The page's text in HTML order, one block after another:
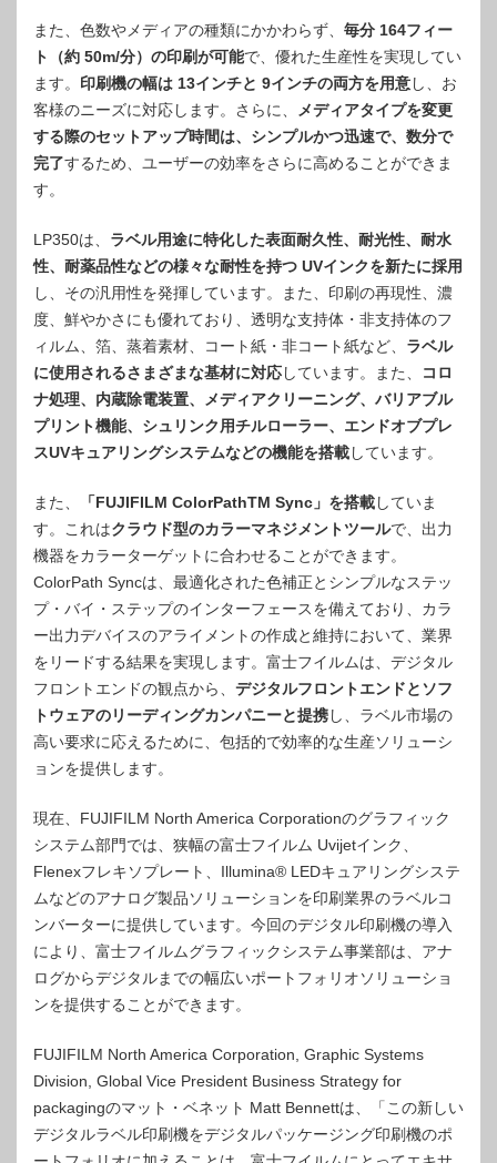
また、色数やメディアの種類にかかわらず、 毎分 164フィー
ト（約 50m/分）の印刷が可能で、優れた生産性を実現してい
ます。 印刷機の幅は 13インチと 9インチの両方を用意し、お
客様のニーズに対応します。さらに、
メディアタイプを変更
する際のセットアップ時間は、シンプルかつ迅速で、数分で
完了するため、ユーザーの効率をさらに高めることができま
す。
LP350は、 ラベル用途に特化した表面耐久性、耐光性、耐水
性、耐薬品性などの様々な耐性を持つ UVインクを新たに採用
し、その汎用性を発揮しています。また、印刷の再現性、濃
度、鮮やかさにも優れており、透明な支持体・非支持体のフ
ィルム、箔、蒸着素材、コート紙・非コート紙など、 ラベル
に使用されるさまざまな基材に対応しています。また、
コロ
ナ処理、内蔵除電装置、メディアクリーニング、バリアブル
プリント機能、シュリンク用チルローラー、エンドオブプレ
スUVキュアリングシステムなどの機能を搭載しています。
また、 「FUJIFILM ColorPathTM Sync」を搭載していま
す。これはクラウド型のカラーマネジメントツールで、出力
機器をカラーターゲットに合わせることができます。
ColorPath Syncは、最適化された色補正とシンプルなステッ
プ・バイ・ステップのインターフェースを備えており、カラ
ー出力デバイスのアライメントの作成と維持において、業界
をリードする結果を実現します。富士フイルムは、デジタル
フロントエンドの観点から、 デジタルフロントエンドとソフ
トウェアのリーディングカンパニーと提携し、ラベル市場の
高い要求に応えるために、包括的で効率的な生産ソリューシ
ョンを提供します。
現在、FUJIFILM North America Corporationのグラフィック
システム部門では、狭幅の富士フイルム Uvijetインク、
Flenexフレキソプレート、Illumina® LEDキュアリングシステ
ムなどのアナログ製品ソリューションを印刷業界のラベルコ
ンバーターに提供しています。今回のデジタル印刷機の導入
により、富士フイルムグラフィックシステム事業部は、アナ
ログからデジタルまでの幅広いポートフォリオソリューショ
ンを提供することができます。
FUJIFILM North America Corporation, Graphic Systems
Division, Global Vice President Business Strategy for
packagingのマット・ベネット Matt Bennettは、「この新しい
デジタルラベル印刷機をデジタルパッケージング印刷機のポ